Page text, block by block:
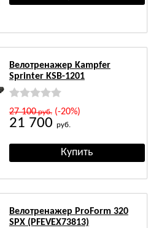
Велотренажер Kampfer
Sprinter KSB-1201
27 100руб.(-20%)
21 700 руб.
Велотренажер ProForm 320
SPX (PFEVEX73813)